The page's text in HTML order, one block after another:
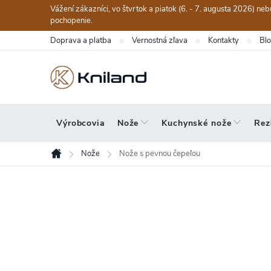
obsah
Vážení zákazníci, vo štvrtok a piatok (6. - 7. augusta 2026)
pochopenie.
Doprava a platba Vernostná zľava Kontakty
Výrobcovia Nože Kuchynské nože
Domov
Nože Nože s pevnou čepeľou